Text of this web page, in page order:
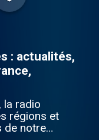
: actualités,
la radio
régions et
de notre